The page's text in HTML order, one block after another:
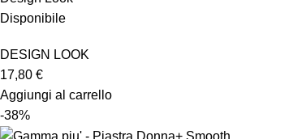
Disponibile
DESIGN LOOK
17,80 €
Aggiungi al carrello
-38%